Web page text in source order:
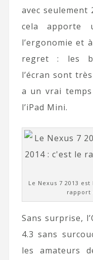
avec seulement
cela apporte
l’ergonomie et
regret : les
l’écran sont
a un vrai
l’iPad Mini.
Le Nexus 7 2013
rapport
Sans surprise,
4.3 sans
les amateurs